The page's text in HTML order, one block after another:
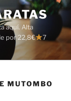
aquí. Alta
por 22,8€
7
MUTOMBO